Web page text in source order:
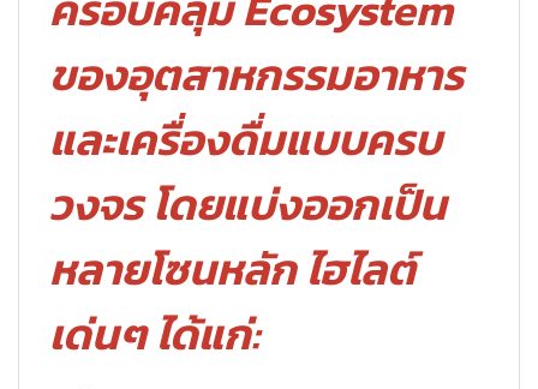
ของอุตสาหกรรมอาหาร
และเครื่องดื่มแบบครบ
วงจร โดยแบ่งออกเป็น
หลายโซนหลัก ไฮไลต์
เด่นๆ ได้แก่: